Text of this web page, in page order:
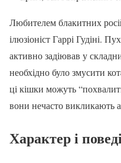
Любителем блакитних
ілюзіоніст Гаррі Гудіні.
активно задіював у
необхідно було змусити
ці кішки можуть
вони нечасто викликають
Характер і